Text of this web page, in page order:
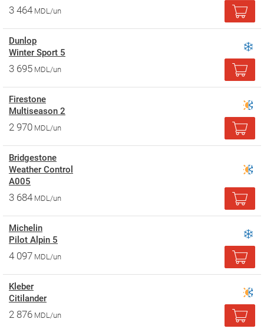
3 464 MDL/un
Dunlop
Winter Sport 5
3 695 MDL/un
Firestone
Multiseason 2
2 970 MDL/un
Bridgestone
Weather Control
A005
3 684 MDL/un
Michelin
Pilot Alpin 5
4 097 MDL/un
Kleber
Citilander
2 876 MDL/un